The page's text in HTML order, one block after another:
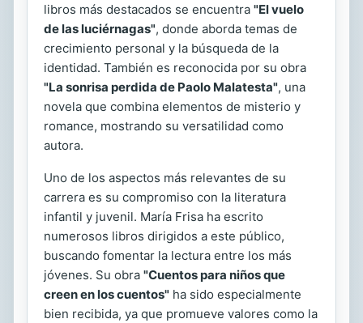
libros más destacados se encuentra "El vuelo
de las luciérnagas", donde aborda temas de
crecimiento personal y la búsqueda de la
identidad. También es reconocida por su obra
"La sonrisa perdida de Paolo Malatesta", una
novela que combina elementos de misterio y
romance, mostrando su versatilidad como
autora.
Uno de los aspectos más relevantes de su
carrera es su compromiso con la literatura
infantil y juvenil. María Frisa ha escrito
numerosos libros dirigidos a este público,
buscando fomentar la lectura entre los más
jóvenes. Su obra "Cuentos para niños que
creen en los cuentos" ha sido especialmente
bien recibida, ya que promueve valores como la